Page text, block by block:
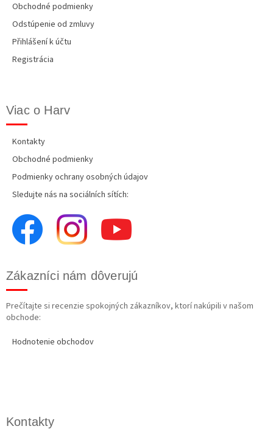
Obchodné podmienky
Odstúpenie od zmluvy
Přihlášení k účtu
Registrácia
Viac o Harv
Kontakty
Obchodné podmienky
Podmienky ochrany osobných údajov
Sledujte nás na sociálních sítích:
Zákazníci nám dôverujú
Prečítajte si recenzie spokojných zákazníkov, ktorí nakúpili v našom
obchode:
Hodnotenie obchodov
Kontakty